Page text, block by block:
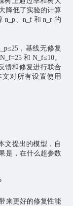
降低了实验的计算
n_p、n_f 和 n_r 的
，基线无修复
和 N_f≤10。
馈和修复进行联合
对所有设置使用
文提出的模型，自
是，在什么超参数
来更好的修复性能